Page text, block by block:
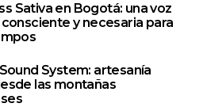
Sativa en Bogotá: una voz
y necesaria para
System: artesanía
las montañas